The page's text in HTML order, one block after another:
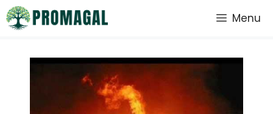
Saltar
al
Menu